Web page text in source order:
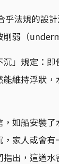
乎法規的設
削弱（
沉」規定：即
維持浮狀
如船安裝
家人或會
出，這道